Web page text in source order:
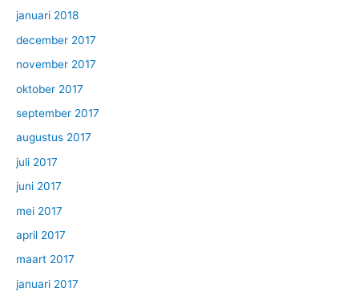
januari 2018
december 2017
november 2017
oktober 2017
september 2017
augustus 2017
juli 2017
juni 2017
mei 2017
april 2017
maart 2017
januari 2017